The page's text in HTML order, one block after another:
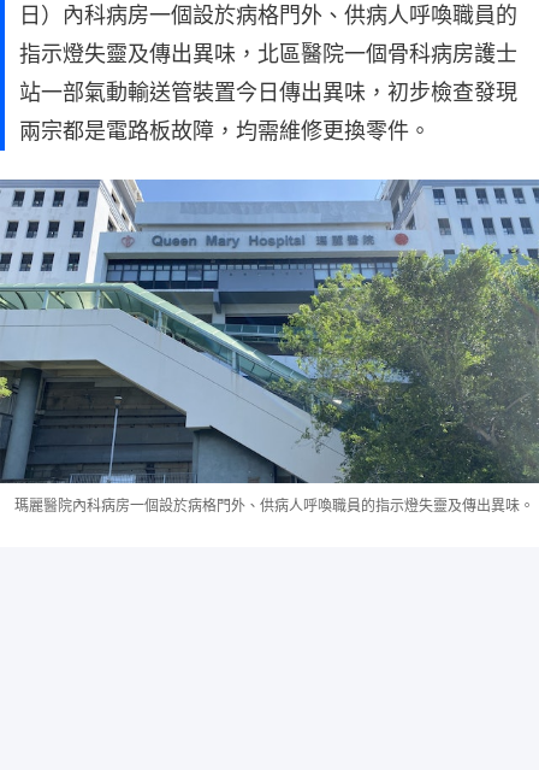
日）內科病房一個設於病格門外、供病人呼喚職員的
指示燈失靈及傳出異味，北區醫院一個骨科病房護士
站一部氣動輸送管裝置今日傳出異味，初步檢查發現
兩宗都是電路板故障，均需維修更換零件。
瑪麗醫院內科病房一個設於病格門外、供病人呼喚職員的指示燈失靈及傳出異味。